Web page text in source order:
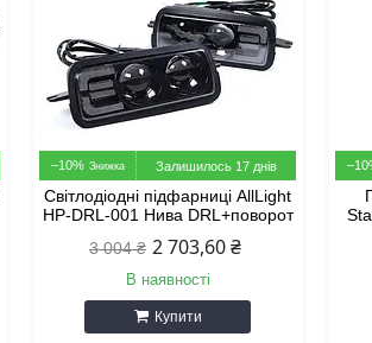
–10% Залишилось 17 днів
Світлодіодні підфарниці AllLight
HP-DRL-001 Нива DRL+поворот
3 004 ₴ 2 703,60 ₴
В наявності
Купити